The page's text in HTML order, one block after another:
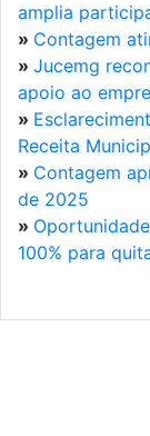
amplia
» Contagem
» Jucemg
apoio ao
»
Receita
» Contagem
de 2025
»
100% para